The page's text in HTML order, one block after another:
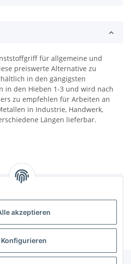
akzeptieren
Konfigurieren
für allgemeine und
preiswerte Alternative zu
in den gängigsten
in den Hieben 1-3 und wird nach
zu empfehlen für Arbeiten an
in Industrie, Handwerk,
Längen lieferbar.
verfügbar